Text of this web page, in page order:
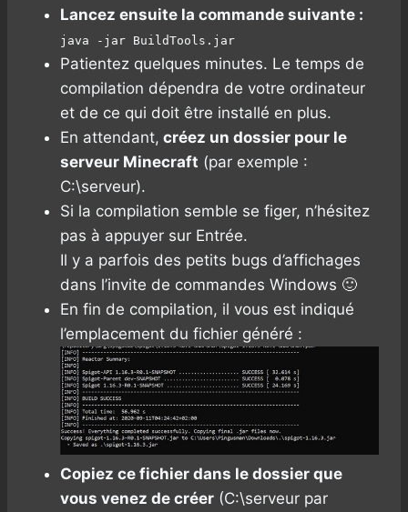
Lancez ensuite la commande suivante :
java -jar BuildTools.jar
Patientez quelques minutes. Le temps de
compilation dépendra de votre ordinateur
et de ce qui doit être installé en plus.
En attendant, créez un dossier pour le
serveur Minecraft (par exemple :
C:\serveur).
Si la compilation semble se figer, n’hésitez
pas à appuyer sur Entrée.
Il y a parfois des petits bugs d’affichages
dans l’invite de commandes Windows 🙂
En fin de compilation, il vous est indiqué
l’emplacement du fichier généré :
Copiez ce fichier dans le dossier que
vous venez de créer (C:\serveur par